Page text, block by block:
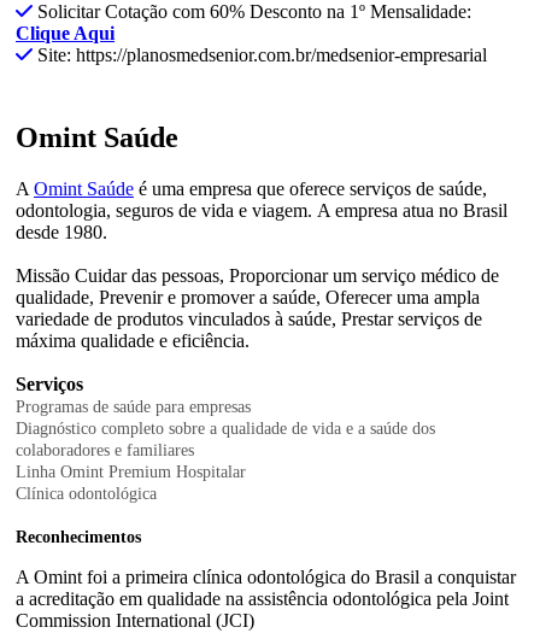
Solicitar Cotação com 60% Desconto na 1º Mensalidade:
Clique Aqui
Site: https://planosmedsenior.com.br/medsenior-empresarial
Omint Saúde
A Omint Saúde é uma empresa que oferece serviços de saúde,
odontologia, seguros de vida e viagem. A empresa atua no Brasil
desde 1980.
Missão Cuidar das pessoas, Proporcionar um serviço médico de
qualidade, Prevenir e promover a saúde, Oferecer uma ampla
variedade de produtos vinculados à saúde, Prestar serviços de
máxima qualidade e eficiência.
Serviços
Programas de saúde para empresas
Diagnóstico completo sobre a qualidade de vida e a saúde dos
colaboradores e familiares
Linha Omint Premium Hospitalar
Clínica odontológica
Reconhecimentos
A Omint foi a primeira clínica odontológica do Brasil a conquistar
a acreditação em qualidade na assistência odontológica pela Joint
Commission International (JCI)